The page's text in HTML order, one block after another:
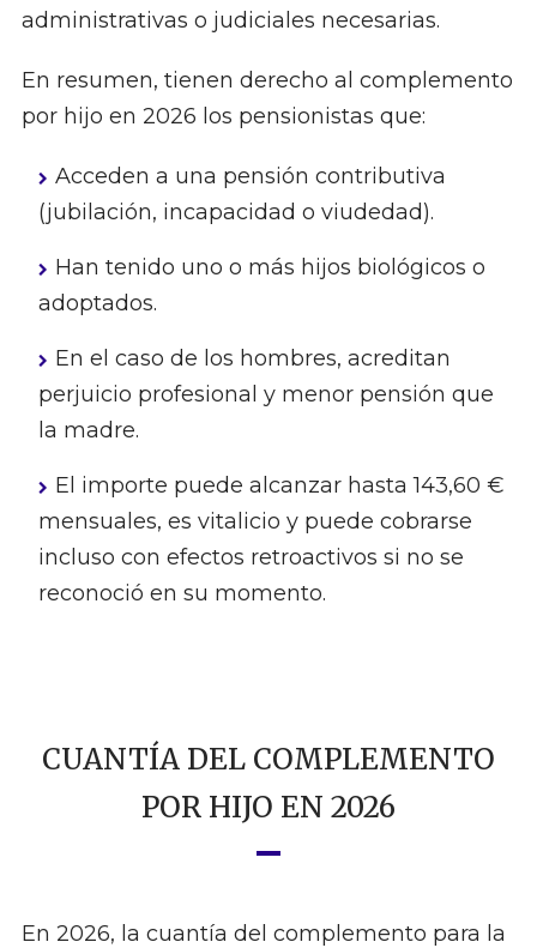
administrativas o judiciales necesarias.
En resumen, tienen derecho al complemento
por hijo en 2026 los pensionistas que:
Acceden a una pensión contributiva
(jubilación, incapacidad o viudedad).
Han tenido uno o más hijos biológicos o
adoptados.
En el caso de los hombres, acreditan
perjuicio profesional y menor pensión que
la madre.
El importe puede alcanzar hasta 143,60 €
mensuales, es vitalicio y puede cobrarse
incluso con efectos retroactivos si no se
reconoció en su momento.
CUANTÍA DEL COMPLEMENTO
POR HIJO EN 2026
En 2026, la cuantía del complemento para la